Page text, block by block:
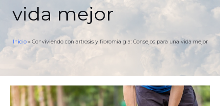
vida mejor
Inicio» Conviviendo con artrosis y fibromialgia: Consejos para una vida mejor